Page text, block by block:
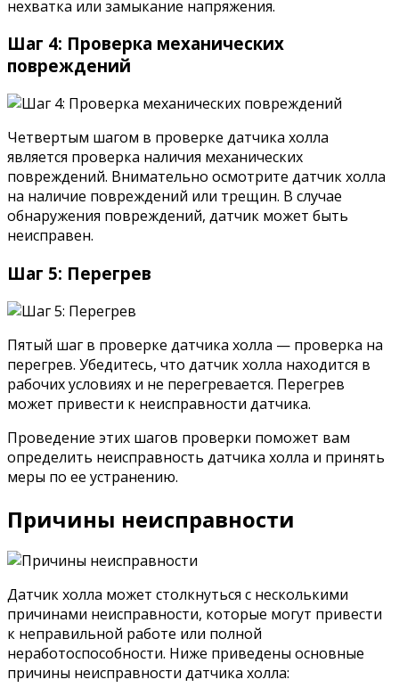
нехватка или замыкание напряжения.
Шаг 4: Проверка механических
повреждений
Четвертым шагом в проверке датчика холла
является проверка наличия механических
повреждений. Внимательно осмотрите датчик холла
на наличие повреждений или трещин. В случае
обнаружения повреждений, датчик может быть
неисправен.
Шаг 5: Перегрев
Пятый шаг в проверке датчика холла — проверка на
перегрев. Убедитесь, что датчик холла находится в
рабочих условиях и не перегревается. Перегрев
может привести к неисправности датчика.
Проведение этих шагов проверки поможет вам
определить неисправность датчика холла и принять
меры по ее устранению.
Причины неисправности
Датчик холла может столкнуться с несколькими
причинами неисправности, которые могут привести
к неправильной работе или полной
неработоспособности. Ниже приведены основные
причины неисправности датчика холла: